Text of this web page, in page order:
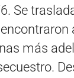
Se
más